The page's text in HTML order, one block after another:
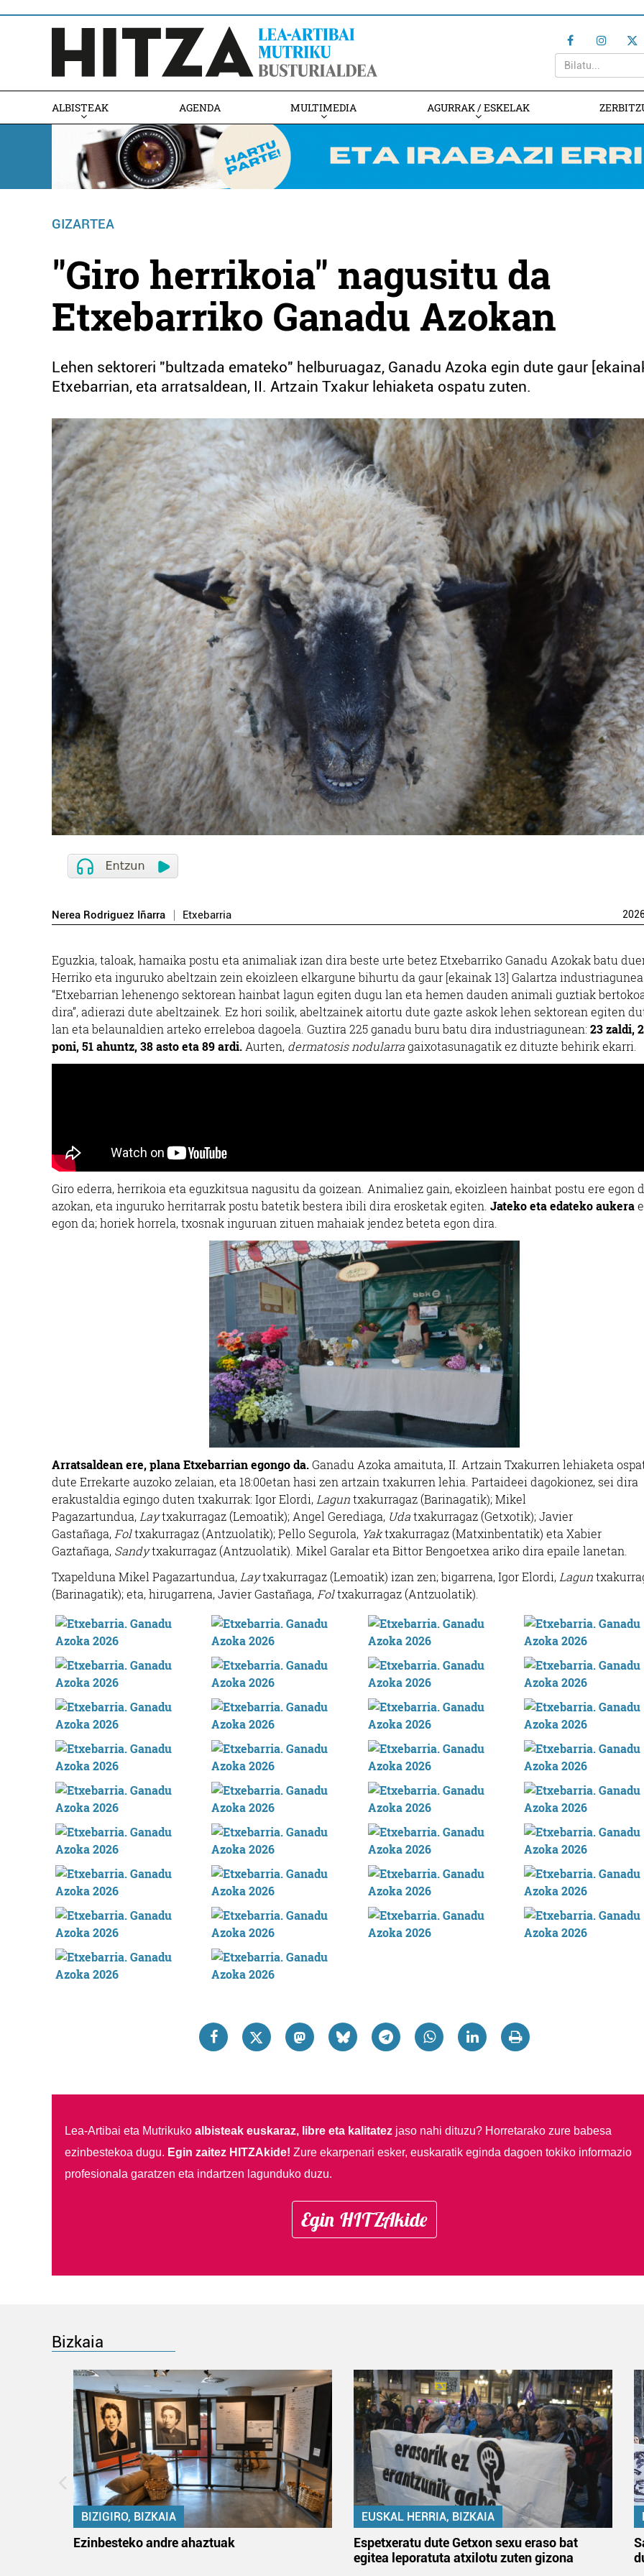
ALBISTEAK AGENDA MULTIMEDIA AGURRAK / ESKELAK
GIZARTEA
"Giro herrikoia" nagusitu da
Etxebarriko Ganadu Azokan
Lehen sektoreri "bultzada emateko" helburuagaz, Ganadu Azoka egin dute gaur
Etxebarrian, eta arratsaldean, II. Artzain Txakur lehiaketa ospatu zuten.
Nerea Rodriguez Iñarra Etxebarria
Eguzkia, taloak, hamaika postu eta animaliak izan dira beste urte betez Etxebarriko Ganadu Azokak batu
Herriko eta inguruko abeltzain zein ekoizleen elkargune bihurtu da gaur [ekainak 13] Galartza industriagunea.
“Etxebarrian lehenengo sektorean hainbat lagun egiten dugu lan eta hemen dauden animali guztiak
dira”, adierazi dute abeltzainek. Ez hori soilik, abeltzainek aitortu dute gazte askok lehen sektorean egiten
lan eta belaunaldien arteko erreleboa dagoela. Guztira 225 ganadu buru batu dira industriagunean: 23 zaldi,
poni, 51 ahuntz, 38 asto eta 89 ardi. Aurten, dermatosis nodularragaixotasunagatik ez dituzte behirik ekarri.
Giro ederra, herrikoia eta eguzkitsua nagusitu da goizean. Animaliez gain, ekoizleen hainbat postu ere egon
azokan, eta inguruko herritarrak postu batetik bestera ibili dira erosketak egiten. Jateko eta edateko aukera
egon da; horiek horrela, txosnak inguruan zituen mahaiak jendez beteta egon dira.
Arratsaldean ere, plana Etxebarrian egongo da.Ganadu Azoka amaituta, II. Artzain Txakurren lehiaketa
dute Errekarte auzoko zelaian, eta 18:00etan hasi zen artzain txakurren lehia. Partaideei dagokionez, sei dira
erakustaldia egingo duten txakurrak: Igor Elordi, Laguntxakurragaz (Barinagatik); Mikel
Pagazartundua, Laytxakurragaz (Lemoatik); Angel Gerediaga, Udatxakurragaz (Getxotik); Javier
Gastañaga, Foltxakurragaz (Antzuolatik); Pello Segurola, Yaktxakurragaz (Matxinbentatik) eta Xabier
Gaztañaga, Sandytxakurragaz (Antzuolatik). Mikel Garalar eta Bittor Bengoetxea ariko dira epaile lanetan.
Txapelduna Mikel Pagazartundua, Laytxakurragaz (Lemoatik) izan zen; bigarrena, Igor Elordi, Lagun
(Barinagatik); eta, hirugarrena, Javier Gastañaga, Foltxakurragaz (Antzuolatik).
Lea-Artibai eta Mutrikuko albisteak euskaraz, libre eta kalitatezjaso nahi dituzu? Horretarako zure babesa
ezinbestekoa dugu. Egin zaitez HITZAkide! Zure ekarpenari esker, euskaratik eginda dagoen tokiko informazio
profesionala garatzen eta indartzen lagunduko duzu.
Egin HITZAkide
Bizkaia
BIZIGIRO, BIZKAIA
Ezinbesteko andre ahaztuak
EUSKAL HERRIA, BIZKAIA
Espetxeratu dute Getxon sexu eraso bat
egitea leporatuta atxilotu zuten gizona